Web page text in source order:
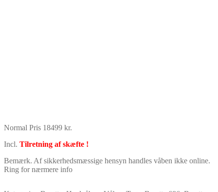
Normal Pris 18499 kr.
Incl. Tilretning af skæfte !
Bemærk. Af sikkerhedsmæssige hensyn handles våben ikke online.
Ring for nærmere info